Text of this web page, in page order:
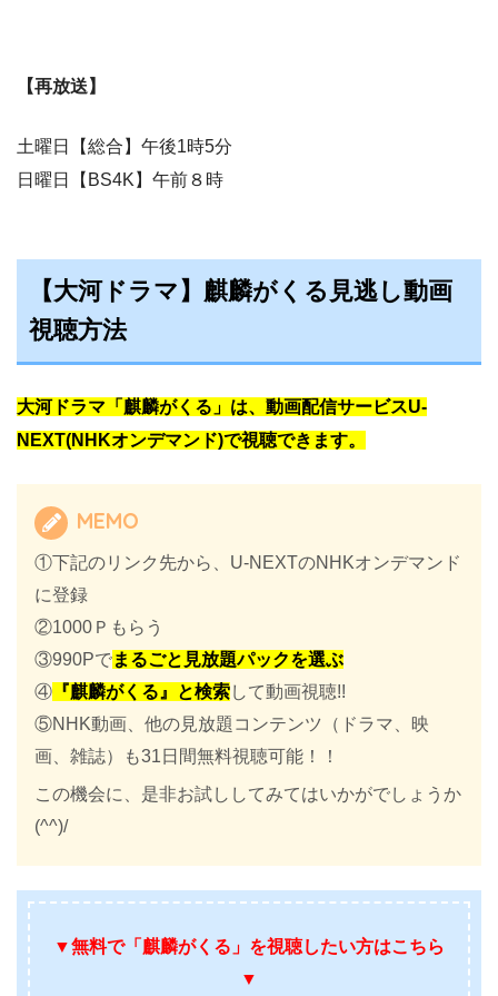
【再放送】
土曜日【総合】午後1時5分
日曜日【BS4K】午前８時
【大河ドラマ】麒麟がくる見逃し動画
視聴方法
大河ドラマ「麒麟がくる」は、動画配信サービスU-
NEXT(NHKオンデマンド)で視聴できます。
MEMO
①下記のリンク先から、U-NEXTのNHKオンデマンド
に登録
②1000Ｐもらう
③990Pでまるごと見放題パックを選ぶ
④ 『麒麟がくる』と検索して動画視聴!!
⑤NHK動画、他の見放題コンテンツ（ドラマ、映
画、雑誌）も31日間無料視聴可能！！
この機会に、是非お試ししてみてはいかがでしょうか
(^^)/
▼無料で「麒麟がくる」を視聴したい方はこちら
▼